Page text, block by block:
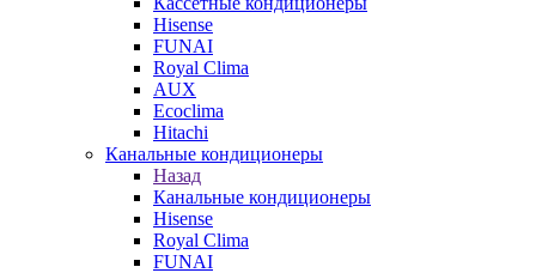
Hisense
FUNAI
Royal Clima
AUX
Ecoclima
Hitachi
Канальные кондиционеры
Назад
Канальные кондиционеры
Hisense
Royal Clima
FUNAI